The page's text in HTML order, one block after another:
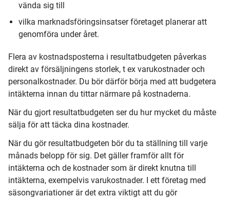
vända sig till
vilka marknadsföringsinsatser företaget planerar att
genomföra under året.
Flera av kostnadsposterna i resultatbudgeten påverkas
direkt av försäljningens storlek, t ex varukostnader och
personalkostnader. Du bör därför börja med att budgetera
intäkterna innan du tittar närmare på kostnaderna.
När du gjort resultatbudgeten ser du hur mycket du måste
sälja för att täcka dina kostnader.
När du gör resultatbudgeten bör du ta ställning till varje
månads belopp för sig. Det gäller framför allt för
intäkterna och de kostnader som är direkt knutna till
intäkterna, exempelvis varukostnader. I ett företag med
säsongvariationer är det extra viktigt att du gör